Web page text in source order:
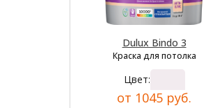
Dulux Bindo 3
Краска для потолка
Цвет:
от 1045 руб.